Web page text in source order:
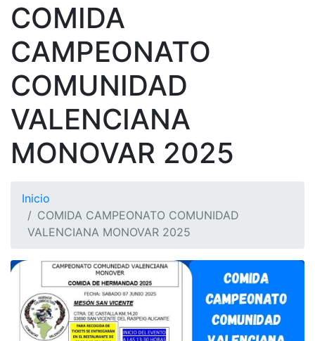
COMIDA
CAMPEONATO
COMUNIDAD
VALENCIANA
MONOVAR 2025
Inicio
COMIDA CAMPEONATO COMUNIDAD
VALENCIANA MONOVAR 2025